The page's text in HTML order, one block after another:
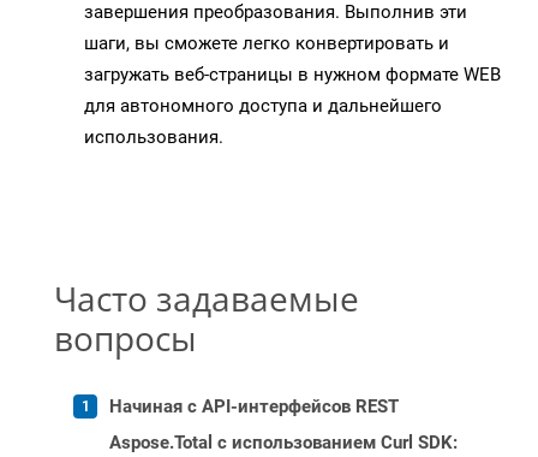
завершения преобразования. Выполнив эти
шаги, вы сможете легко конвертировать и
загружать веб-страницы в нужном формате WEB
для автономного доступа и дальнейшего
использования.
Часто задаваемые
вопросы
Начиная с API-интерфейсов REST
Aspose.Total с использованием Curl SDK: